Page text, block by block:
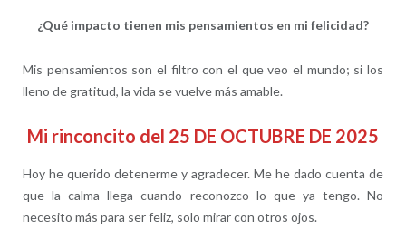
¿Qué impacto tienen mis pensamientos en mi felicidad?
Mis pensamientos son el filtro con el que veo el mundo; si los
lleno de gratitud, la vida se vuelve más amable.
Mi rinconcito del 25 DE OCTUBRE DE 2025
Hoy he querido detenerme y agradecer. Me he dado cuenta de
que la calma llega cuando reconozco lo que ya tengo. No
necesito más para ser feliz, solo mirar con otros ojos.